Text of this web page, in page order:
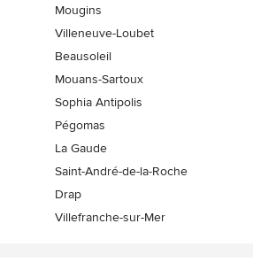
Mougins
Villeneuve-Loubet
Beausoleil
Mouans-Sartoux
Sophia Antipolis
Pégomas
La Gaude
Saint-André-de-la-Roche
Drap
Villefranche-sur-Mer